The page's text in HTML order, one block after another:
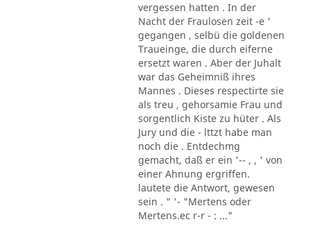
vergessen hatten . In der
Nacht der Fraulosen zeit -e '
gegangen , selbü die goldenen
Traueinge, die durch eiferne
ersetzt waren . Aber der Juhalt
war das Geheimniß ihres
Mannes . Dieses respectirte sie
als treu , gehorsamie Frau und
sorgentlich Kiste zu hüter . Als
Jury und die - lttzt habe man
noch die . Entdechmg
gemacht, daß er ein '-- , , ' von
einer Ahnung ergriffen.
lautete die Antwort, gewesen
sein . " '- "Mertens oder
Mertens.ec r-r - : ..."